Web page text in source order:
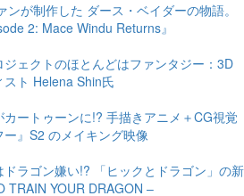
が制作した ダース・ベイダーの物語。
2: Mace Windu Returns』
ジェクトのほとんどはファンタジー：3D
ト Helena Shin氏
カートゥーンに!? 手描きアニメ＋CG視覚
』S2 のメイキング映像
ラゴン嫌い!? 「ヒックとドラゴン」の新
TRAIN YOUR DRAGON –